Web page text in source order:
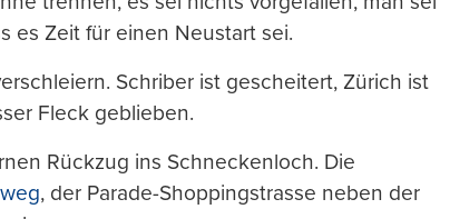
es Zeit für einen Neustart sei.
Schriber ist gescheitert, Zürich ist
Fleck geblieben.
Rückzug ins Schneckenloch. Die
, der Parade-Shoppingstrasse neben der